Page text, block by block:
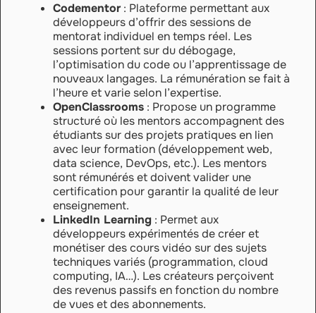
Codementor : Plateforme permettant aux
développeurs d’offrir des sessions de
mentorat individuel en temps réel. Les
sessions portent sur du débogage,
l’optimisation du code ou l’apprentissage de
nouveaux langages. La rémunération se fait à
l’heure et varie selon l’expertise.
OpenClassrooms : Propose un programme
structuré où les mentors accompagnent des
étudiants sur des projets pratiques en lien
avec leur formation (développement web,
data science, DevOps, etc.). Les mentors
sont rémunérés et doivent valider une
certification pour garantir la qualité de leur
enseignement.
LinkedIn Learning : Permet aux
développeurs expérimentés de créer et
monétiser des cours vidéo sur des sujets
techniques variés (programmation, cloud
computing, IA…). Les créateurs perçoivent
des revenus passifs en fonction du nombre
de vues et des abonnements.